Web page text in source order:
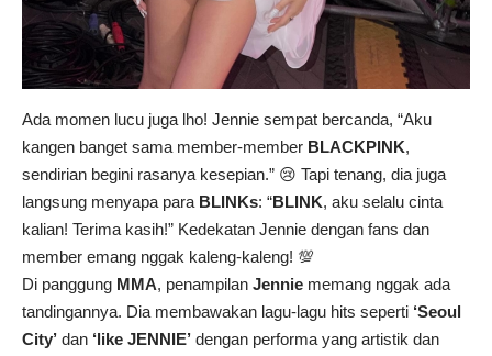
Ada momen lucu juga lho! Jennie sempat bercanda, “Aku
kangen banget sama member-member BLACKPINK,
sendirian begini rasanya kesepian.” 😢 Tapi tenang, dia juga
langsung menyapa para BLINKs: “BLINK, aku selalu cinta
kalian! Terima kasih!” Kedekatan Jennie dengan fans dan
member emang nggak kaleng-kaleng! 💯
Di panggung MMA, penampilan Jennie memang nggak ada
tandingannya. Dia membawakan lagu-lagu hits seperti ‘Seoul
City’ dan ‘like JENNIE’ dengan performa yang artistik dan